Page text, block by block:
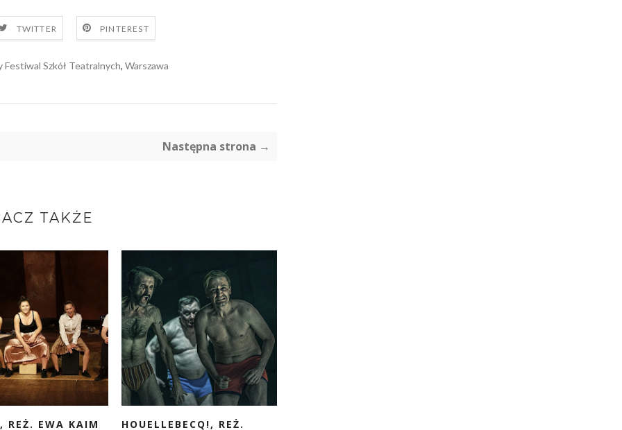
TWITTER PINTEREST
Festiwal Szkół Teatralnych, Warszawa
Następna strona →
TAKŻE
REŻ. EWA KAIM HOUELLEBECQ!, REŻ.